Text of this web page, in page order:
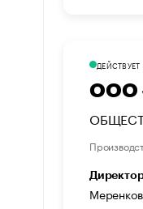
ДЕЙСТВУЕТ
ООО